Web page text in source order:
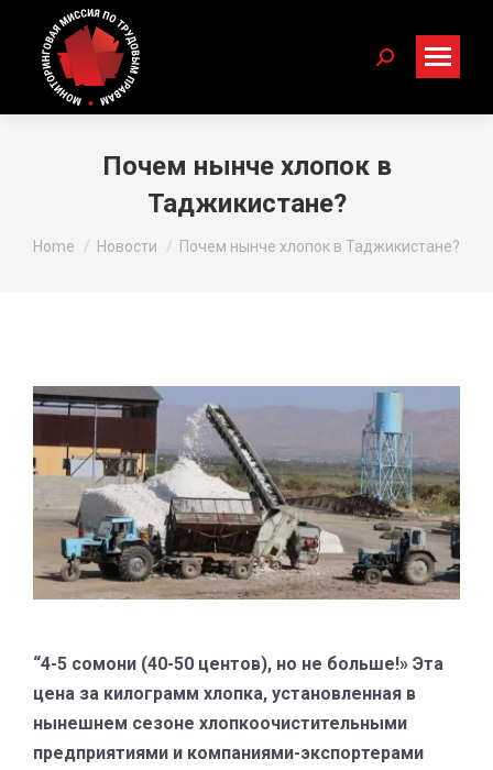
Search:
Почем нынче хлопок в
Таджикистане?
You are here:
Home Новости Почем нынче хлопок в Таджикистане?
“4-5 сомони (40-50 центов), но не больше!» Эта
цена за килограмм хлопка, установленная в
нынешнем сезоне хлопкоочистительными
предприятиями и компаниями-экспортерами